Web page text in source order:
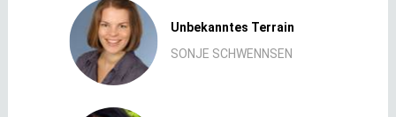
Unbekanntes Terrain
SONJE SCHWENNSEN